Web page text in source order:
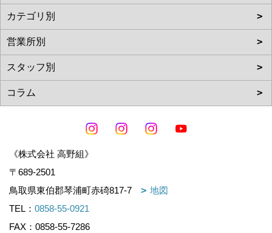
《株式会社 高野組》
〒689-2501
鳥取県東伯郡琴浦町赤碕817-7
地図
TEL： 0858-55-0921
FAX：0858-55-7286